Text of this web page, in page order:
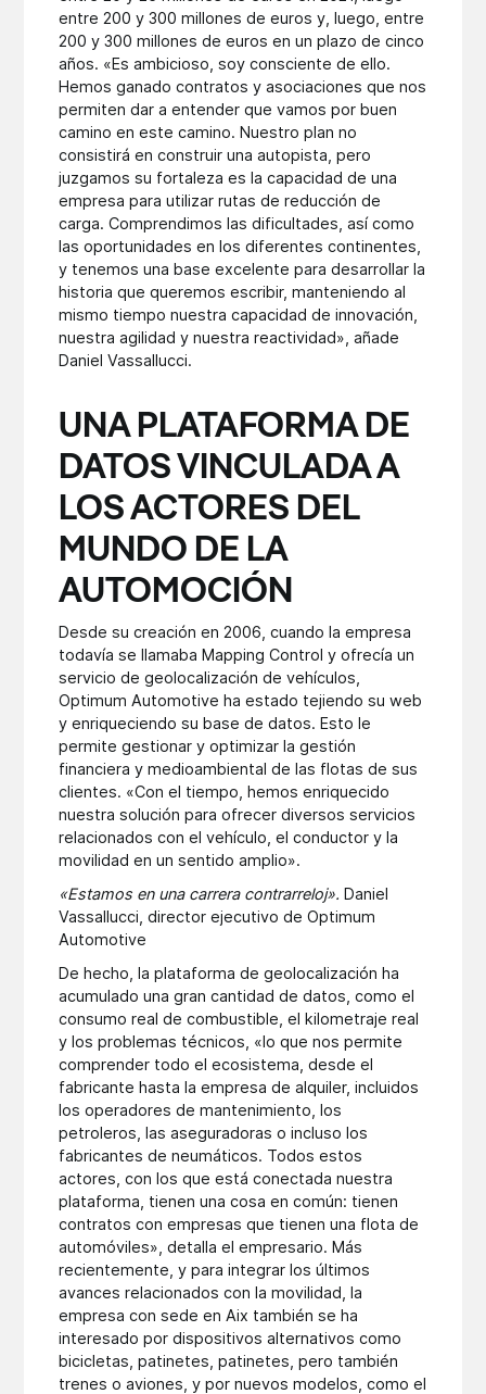
entre 200 y 300 millones de euros y, luego, entre
200 y 300 millones de euros en un plazo de cinco
años. «Es ambicioso, soy consciente de ello.
Hemos ganado contratos y asociaciones que nos
permiten dar a entender que vamos por buen
camino en este camino. Nuestro plan no
consistirá en construir una autopista, pero
juzgamos su fortaleza es la capacidad de una
empresa para utilizar rutas de reducción de
carga. Comprendimos las dificultades, así como
las oportunidades en los diferentes continentes,
y tenemos una base excelente para desarrollar la
historia que queremos escribir, manteniendo al
mismo tiempo nuestra capacidad de innovación,
nuestra agilidad y nuestra reactividad», añade
Daniel Vassallucci.
UNA PLATAFORMA DE
DATOS VINCULADA A
LOS ACTORES DEL
MUNDO DE LA
AUTOMOCIÓN
Desde su creación en 2006, cuando la empresa
todavía se llamaba Mapping Control y ofrecía un
servicio de geolocalización de vehículos,
Optimum Automotive ha estado tejiendo su web
y enriqueciendo su base de datos. Esto le
permite gestionar y optimizar la gestión
financiera y medioambiental de las flotas de sus
clientes. «Con el tiempo, hemos enriquecido
nuestra solución para ofrecer diversos servicios
relacionados con el vehículo, el conductor y la
movilidad en un sentido amplio».
«Estamos en una carrera contrarreloj».Daniel
Vassallucci, director ejecutivo de Optimum
Automotive
De hecho, la plataforma de geolocalización ha
acumulado una gran cantidad de datos, como el
consumo real de combustible, el kilometraje real
y los problemas técnicos, «lo que nos permite
comprender todo el ecosistema, desde el
fabricante hasta la empresa de alquiler, incluidos
los operadores de mantenimiento, los
petroleros, las aseguradoras o incluso los
fabricantes de neumáticos. Todos estos
actores, con los que está conectada nuestra
plataforma, tienen una cosa en común: tienen
contratos con empresas que tienen una flota de
automóviles», detalla el empresario. Más
recientemente, y para integrar los últimos
avances relacionados con la movilidad, la
empresa con sede en Aix también se ha
interesado por dispositivos alternativos como
bicicletas, patinetes, patinetes, pero también
trenes o aviones, y por nuevos modelos, como el